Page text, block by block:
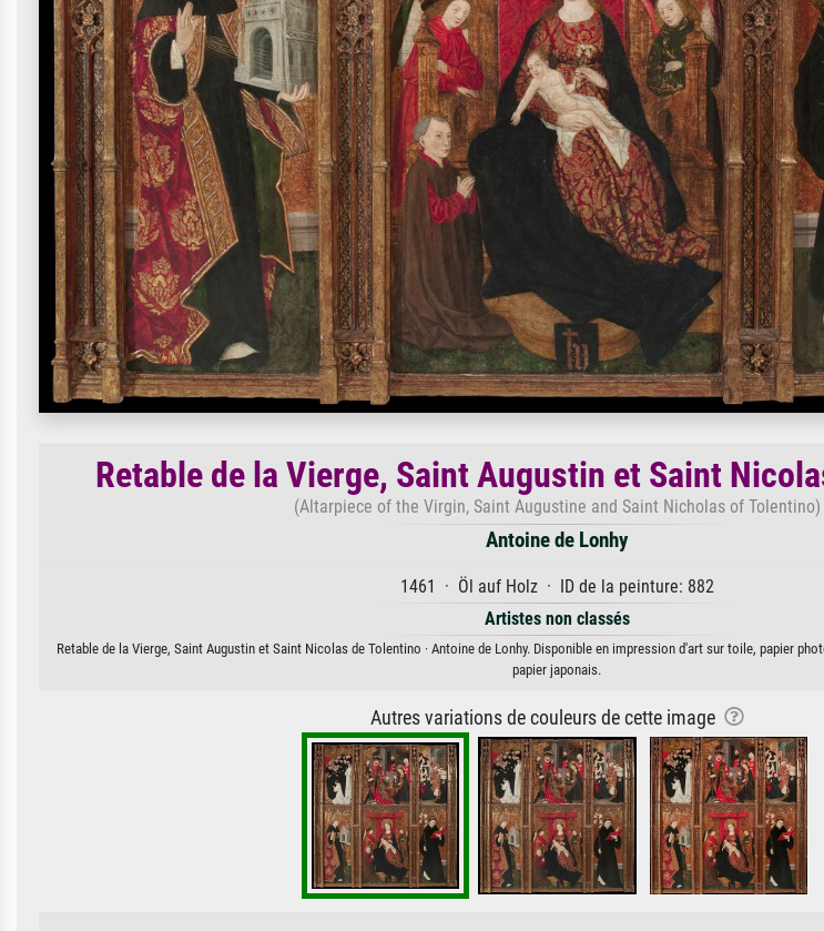
Retable de la Vierge, Saint Augustin et Saint
(Altarpiece of the Virgin, Saint Augustine and Saint Nicholas of Tolentino)
Antoine de Lonhy
1461 · Öl auf Holz · ID de la peinture: 882
Artistes non classés
Retable de la Vierge, Saint Augustin et Saint Nicolas de Tolentino · Antoine de Lonhy. Disponible en impression d'art sur toile, papier
papier japonais.
Autres variations de couleurs de cette image